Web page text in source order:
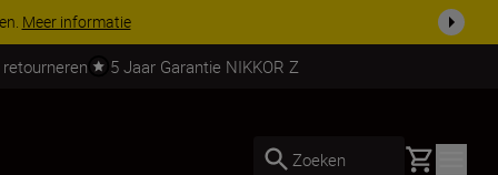
compleetKoop nu
5 Jaar Garantie NIKKOR Z
Zoeken Basket